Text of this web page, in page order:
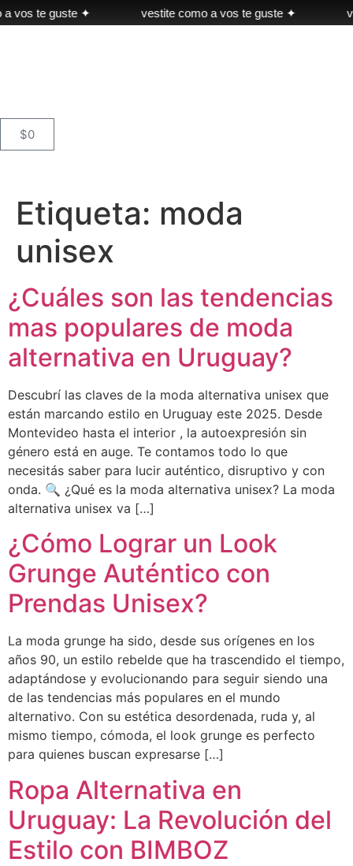
$0
vos te guste ✦ vestite como a vos te guste ✦
Etiqueta: moda
unisex
¿Cuáles son las tendencias
mas populares de moda
alternativa en Uruguay?
Descubrí las claves de la moda alternativa unisex que
están marcando estilo en Uruguay este 2025. Desde
Montevideo hasta el interior , la autoexpresión sin
género está en auge. Te contamos todo lo que
necesitás saber para lucir auténtico, disruptivo y con
onda. 🔍 ¿Qué es la moda alternativa unisex? La moda
alternativa unisex va […]
¿Cómo Lograr un Look
Grunge Auténtico con
Prendas Unisex?
La moda grunge ha sido, desde sus orígenes en los
años 90, un estilo rebelde que ha trascendido el tiempo,
adaptándose y evolucionando para seguir siendo una
de las tendencias más populares en el mundo
alternativo. Con su estética desordenada, ruda y, al
mismo tiempo, cómoda, el look grunge es perfecto
para quienes buscan expresarse […]
Ropa Alternativa en
Uruguay: La Revolución del
Estilo con BIMBOZ